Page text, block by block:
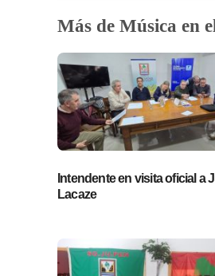
Más de Música en
Intendente en visita oficial a
Lacaze